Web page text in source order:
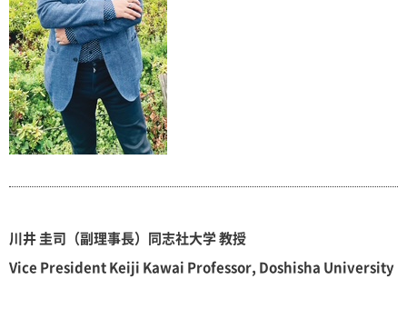
川井 圭司（副理事長）同志社大学 教授
Vice President Keiji Kawai Professor, Doshisha University